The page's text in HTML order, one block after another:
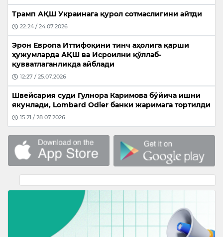
Трамп АҚШ Украинага қурол сотмаслигини айтди
22:24 / 24.07.2026
Эрон Европа Иттифоқини тинч аҳолига қарши
ҳужумларда АҚШ ва Исроилни қўллаб-
қувватлаганликда айблади
12:27 / 25.07.2026
Швейсария суди Гулнора Каримова бўйича ишни
якунлади, Lombard Odier банки жаримага тортилди
15:21 / 28.07.2026